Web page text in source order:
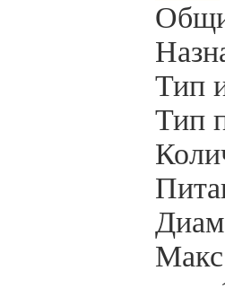
Тип
Тип